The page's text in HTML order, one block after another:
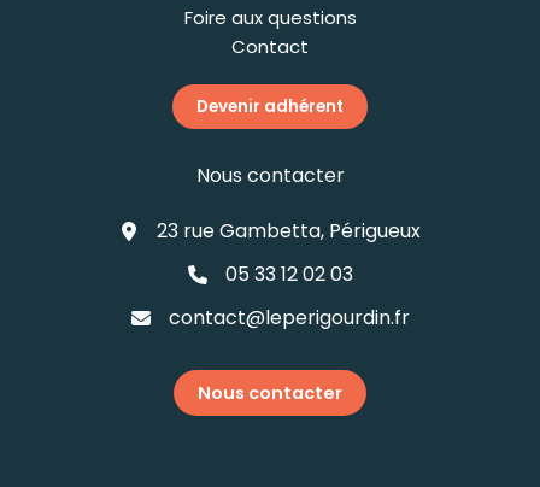
Foire aux questions
Contact
Devenir adhérent
Nous contacter
23 rue Gambetta, Périgueux
05 33 12 02 03
contact@leperigourdin.fr
Nous contacter